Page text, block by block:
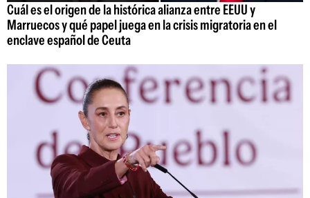
Cuál es el origen de la histórica alianza entre EEUU y
Marruecos y qué papel juega en la crisis migratoria en el
enclave español de Ceuta